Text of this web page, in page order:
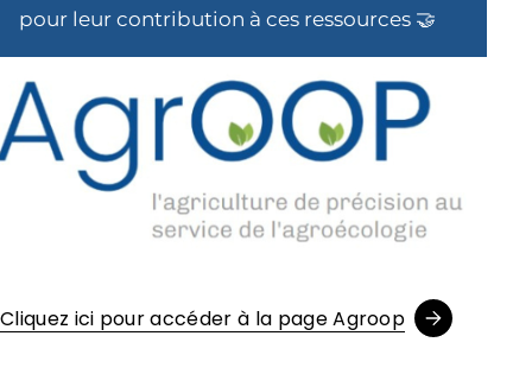
pour leur contribution à ces ressources 🤝
Cliquez ici pour accéder à la page Agroop